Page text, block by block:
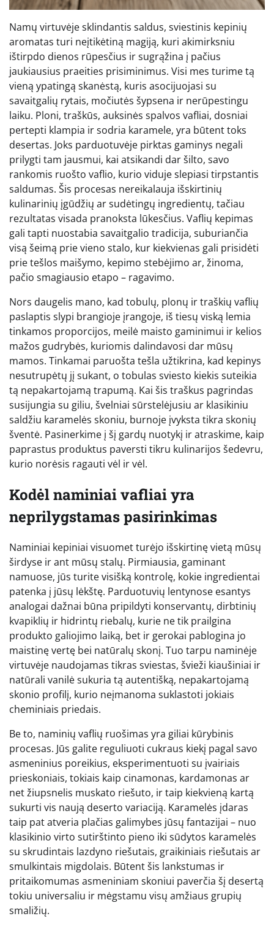
Namų virtuvėje sklindantis saldus, sviestinis kepinių
aromatas turi neįtikėtiną magiją, kuri akimirksniu
ištirpdo dienos rūpesčius ir sugrąžina į pačius
jaukiausius praeities prisiminimus. Visi mes turime tą
vieną ypatingą skanėstą, kuris asocijuojasi su
savaitgalių rytais, močiutės šypsena ir nerūpestingu
laiku. Ploni, traškūs, auksinės spalvos vafliai, dosniai
pertepti klampia ir sodria karamele, yra būtent toks
desertas. Joks parduotuvėje pirktas gaminys negali
prilygti tam jausmui, kai atsikandi dar šilto, savo
rankomis ruošto vaflio, kurio viduje slepiasi tirpstantis
saldumas. Šis procesas nereikalauja išskirtinių
kulinarinių įgūdžių ar sudėtingų ingredientų, tačiau
rezultatas visada pranoksta lūkesčius. Vaflių kepimas
gali tapti nuostabia savaitgalio tradicija, suburiančia
visą šeimą prie vieno stalo, kur kiekvienas gali prisidėti
prie tešlos maišymo, kepimo stebėjimo ar, žinoma,
pačio smagiausio etapo – ragavimo.
Nors daugelis mano, kad tobulų, plonų ir traškių vaflių
paslaptis slypi brangioje įrangoje, iš tiesų viską lemia
tinkamos proporcijos, meilė maisto gaminimui ir kelios
mažos gudrybės, kuriomis dalindavosi dar mūsų
mamos. Tinkamai paruošta tešla užtikrina, kad kepinys
nesutrupėtų jį sukant, o tobulas sviesto kiekis suteikia
tą nepakartojamą trapumą. Kai šis traškus pagrindas
susijungia su giliu, švelniai sūrstelėjusiu ar klasikiniu
saldžiu karamelės skoniu, burnoje įvyksta tikra skonių
šventė. Pasinerkime į šį gardų nuotykį ir atraskime, kaip
paprastus produktus paversti tikru kulinarijos šedevru,
kurio norėsis ragauti vėl ir vėl.
Kodėl naminiai vafliai yra
neprilygstamas pasirinkimas
Naminiai kepiniai visuomet turėjo išskirtinę vietą mūsų
širdyse ir ant mūsų stalų. Pirmiausia, gaminant
namuose, jūs turite visišką kontrolę, kokie ingredientai
patenka į jūsų lėkštę. Parduotuvių lentynose esantys
analogai dažnai būna pripildyti konservantų, dirbtinių
kvapiklių ir hidrintų riebalų, kurie ne tik prailgina
produkto galiojimo laiką, bet ir gerokai pablogina jo
maistinę vertę bei natūralų skonį. Tuo tarpu naminėje
virtuvėje naudojamas tikras sviestas, švieži kiaušiniai ir
natūrali vanilė sukuria tą autentišką, nepakartojamą
skonio profilį, kurio neįmanoma suklastoti jokiais
cheminiais priedais.
Be to, naminių vaflių ruošimas yra giliai kūrybinis
procesas. Jūs galite reguliuoti cukraus kiekį pagal savo
asmeninius poreikius, eksperimentuoti su įvairiais
prieskoniais, tokiais kaip cinamonas, kardamonas ar
net žiupsnelis muskato riešuto, ir taip kiekvieną kartą
sukurti vis naują deserto variaciją. Karamelės įdaras
taip pat atveria plačias galimybes jūsų fantazijai – nuo
klasikinio virto sutirštinto pieno iki sūdytos karamelės
su skrudintais lazdyno riešutais, graikiniais riešutais ar
smulkintais migdolais. Būtent šis lankstumas ir
pritaikomumas asmeniniam skoniui paverčia šį desertą
tokiu universaliu ir mėgstamu visų amžiaus grupių
smaližių.